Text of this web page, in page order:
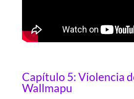
Capítulo 5: Violencia
Wallmapu